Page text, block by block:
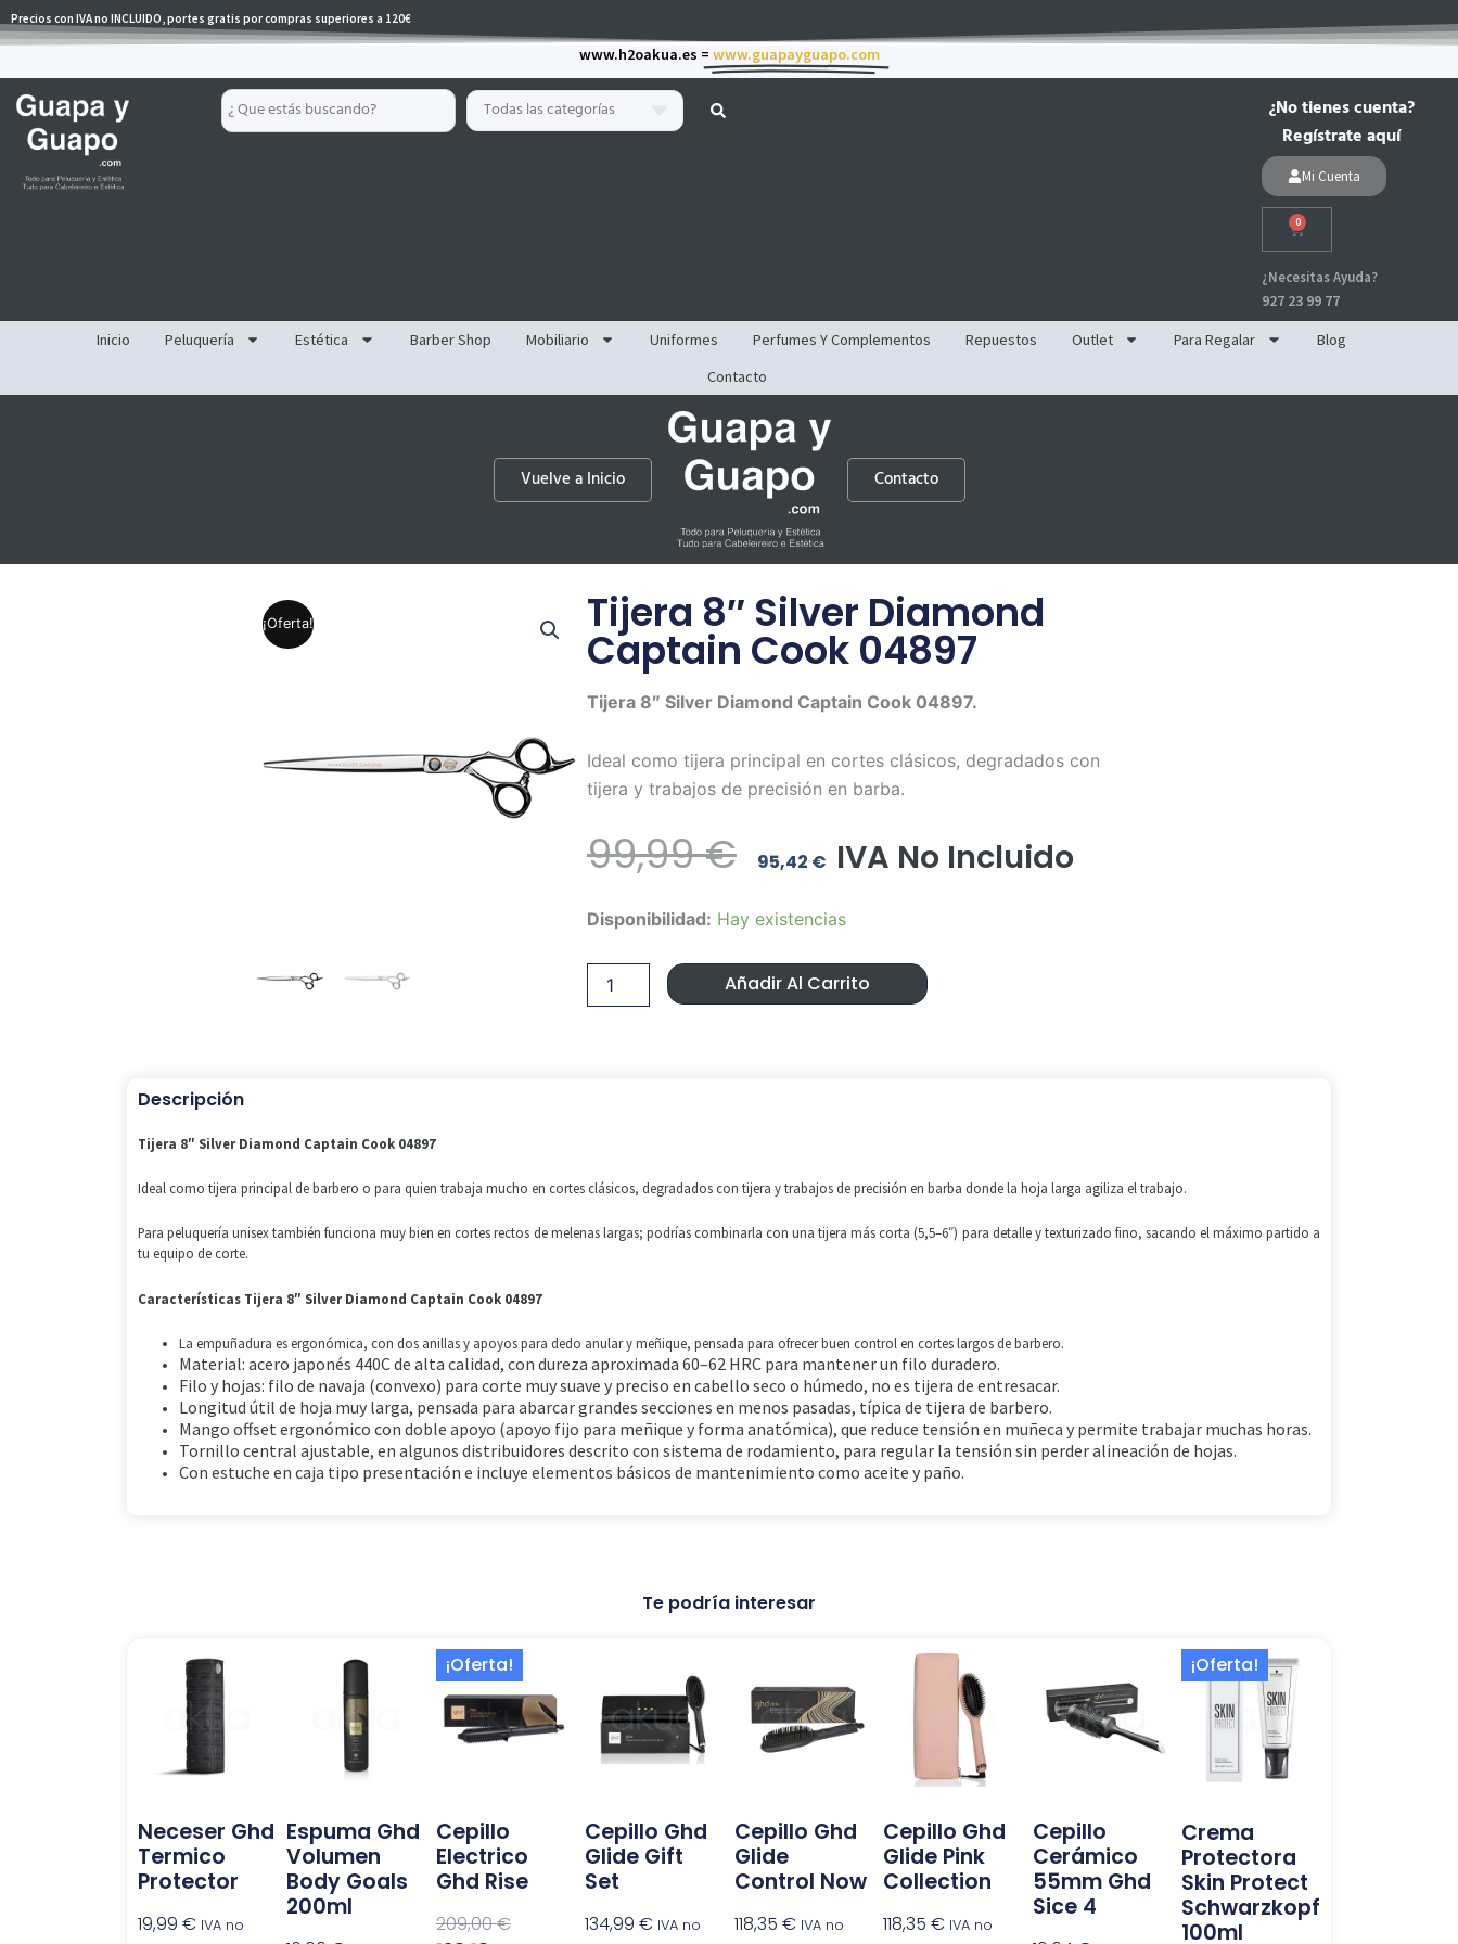
al
Precios con IVA no INCLUIDO, portes gratis por compras superiores a 120€
www.h2oakua.es = www.guapayguapo.com
Search
...
Todas las categorías
¿No tienes cuenta?
Regístrate aquí
Mi Cuenta
0
Carrito
¿Necesitas Ayuda?
927 23 99 77
Inicio Peluquería Estética Barber Shop Mobiliario Uniformes Perfumes Y Complementos Repuestos Outlet Para Regalar
Blog
Contacto
Vuelve a Inicio Contacto
¡Oferta! Tijera 8″ Silver Diamond
Captain Cook 04897
Tijera 8″ Silver Diamond Captain Cook 04897.
Ideal como tijera principal en cortes clásicos, degradados con
tijera y trabajos de precisión en barba.
99,99€ El
Original
Era:
99,99 €.
95,42 €El
Actual
Es:
95,42 €.
IVA No Incluido
Disponibilidad: Hay existencias
Tijera
Diamond
Añadir Al Carrito
Descripción
Tijera 8″ Silver Diamond Captain Cook 04897
Ideal como tijera principal de barbero o para quien trabaja mucho en cortes clásicos, degradados con tijera y trabajos de precisión en barba donde la hoja larga agiliza el trabajo.
Para peluquería unisex también funciona muy bien en cortes rectos de melenas largas; podrías combinarla con una tijera más corta (5,5–6″) para detalle y texturizado fino, sacando el máximo partido a
tu equipo de corte.
Características Tijera 8″ Silver Diamond Captain Cook 04897
La empuñadura es ergonómica, con dos anillas y apoyos para dedo anular y meñique, pensada para ofrecer buen control en cortes largos de barbero.
Material: acero japonés 440C de alta calidad, con dureza aproximada 60–62 HRC para mantener un filo duradero.
Filo y hojas: filo de navaja (convexo) para corte muy suave y preciso en cabello seco o húmedo, no es tijera de entresacar.
Longitud útil de hoja muy larga, pensada para abarcar grandes secciones en menos pasadas, típica de tijera de barbero.
Mango offset ergonómico con doble apoyo (apoyo fijo para meñique y forma anatómica), que reduce tensión en muñeca y permite trabajar muchas horas.
Tornillo central ajustable, en algunos distribuidores descrito con sistema de rodamiento, para regular la tensión sin perder alineación de hojas.
Con estuche en caja tipo presentación e incluye elementos básicos de mantenimiento como aceite y paño.
Te podría interesar
Neceser Ghd
Termico
Protector
19,99 € IVA no
Espuma Ghd
Volumen
Body Goals
200ml
¡Oferta!
Cepillo
Electrico
Ghd Rise
209,00€
El
precio
original
era:
El
precio
actual
es:
Cepillo Ghd
Glide Gift
Set
134,99€ IVA no
Cepillo Ghd
Glide
Control Now
118,35 € IVA no
Cepillo Ghd
Glide Pink
Collection
118,35€ IVA no
Cepillo
Cerámico
55mm Ghd
Sice 4
¡Oferta!
Crema
Protectora
Skin Protect
Schwarzkopf
100ml
El
precio
original
era:
10,75 €.